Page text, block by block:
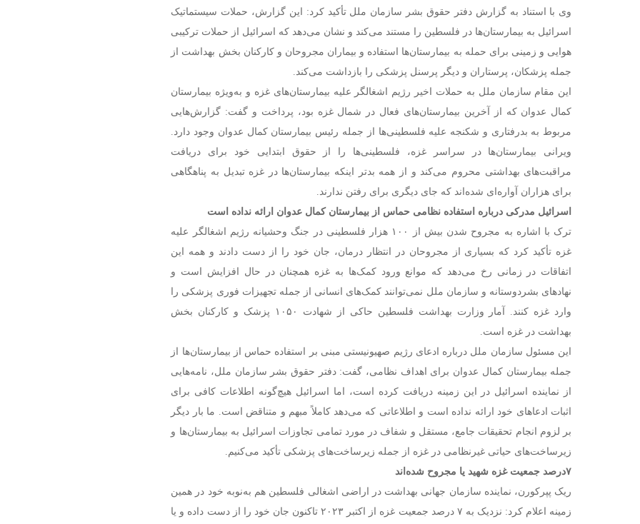
وی با استناد به گزارش دفتر حقوق بشر سازمان ملل تأکید کرد: این گزارش، حملات سیستماتیک
اسرائیل به بیمارستان‌ها در فلسطین را مستند می‌کند و نشان می‌دهد که اسرائیل از حملات ترکیبی
هوایی و زمینی برای حمله به بیمارستان‌ها استفاده و بیماران مجروحان و کارکنان بخش بهداشت از
جمله پزشکان، پرستاران و دیگر پرسنل پزشکی را بازداشت می‌کند.
این مقام سازمان ملل به حملات اخیر رژیم اشغالگر علیه بیمارستان‌های غزه و به‌ویژه بیمارستان
کمال عدوان که از آخرین بیمارستان‌های فعال در شمال غزه بود، پرداخت و گفت: گزارش‌هایی
مربوط به بدرفتاری و شکنجه علیه فلسطینی‌ها از جمله رئیس بیمارستان کمال عدوان وجود دارد.
ویرانی بیمارستان‌ها در سراسر غزه، فلسطینی‌ها را از حقوق ابتدایی خود برای دریافت
مراقبت‌های بهداشتی محروم می‌کند و از همه بدتر اینکه بیمارستان‌ها در غزه تبدیل به پناهگاهی
برای هزاران آواره‌ای شده‌اند که جای دیگری برای رفتن ندارند.
اسرائیل مدرکی درباره استفاده نظامی حماس از بیمارستان کمال عدوان ارائه نداده است
ترک با اشاره به مجروح شدن بیش از ۱۰۰ هزار فلسطینی در جنگ وحشیانه رژیم اشغالگر علیه
غزه تأکید کرد که بسیاری از مجروحان در انتظار درمان، جان خود را از دست دادند و همه این
اتفاقات در زمانی رخ می‌دهد که موانع ورود کمک‌ها به غزه همچنان در حال افزایش است و
نهادهای بشردوستانه و سازمان ملل نمی‌توانند کمک‌های انسانی از جمله تجهیزات فوری پزشکی را
وارد غزه کنند. آمار وزارت بهداشت فلسطین حاکی از شهادت ۱۰۵۰ پزشک و کارکنان بخش
بهداشت در غزه است.
این مسئول سازمان ملل درباره ادعای رژیم صهیونیستی مبنی بر استفاده حماس از بیمارستان‌ها از
جمله بیمارستان کمال عدوان برای اهداف نظامی، گفت: دفتر حقوق بشر سازمان ملل، نامه‌هایی
از نماینده اسرائیل در این زمینه دریافت کرده است، اما اسرائیل هیچ‌گونه اطلاعات کافی برای
اثبات ادعاهای خود ارائه نداده است و اطلاعاتی که می‌دهد کاملاً مبهم و متناقض است. ما بار دیگر
بر لزوم انجام تحقیقات جامع، مستقل و شفاف در مورد تمامی تجاوزات اسرائیل به بیمارستان‌ها و
زیرساخت‌های حیاتی غیرنظامی در غزه از جمله زیرساخت‌های پزشکی تأکید می‌کنیم.
۷درصد جمعیت غزه شهید یا مجروح شده‌اند
ریک پپرکورن، نماینده سازمان جهانی بهداشت در اراضی اشغالی فلسطین هم به‌نوبه خود در همین
زمینه اعلام کرد: نزدیک به ۷ درصد جمعیت غزه از اکتبر ۲۰۲۳ تاکنون جان خود را از دست داده و یا